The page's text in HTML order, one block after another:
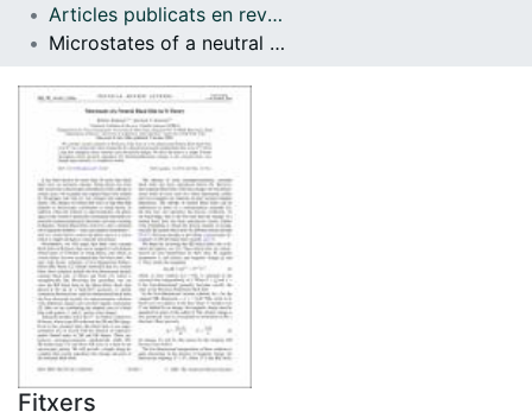
Com publicar
Contacte
Articles publicats en revistes (Física de la Matèria Condensada)
Microstates of a neutral black hole in M theory
Fitxers